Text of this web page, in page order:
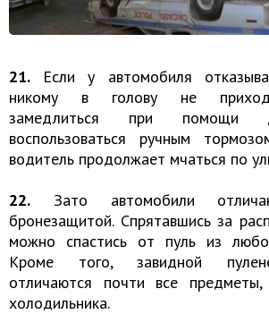
21. Если у автомобиля
никому в голову не
замедлиться при помощи
воспользоваться ручным
водитель продолжает мчаться по
22. Зато автомобили
бронезащитой. Спрятавшись за
можно спастись от пуль из
Кроме того, завидной
отличаются почти все
холодильника.